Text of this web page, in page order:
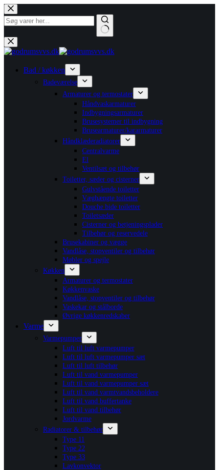
Fortsæt
til
indhold
Ingen
resultater
Bad / køkken
Badeværelse
Armaturer og termostater
Håndvaskarmaturer
Indbygningsarmaturer
Brusesystemer til indbygning
Brusearmaturer/kararmaturer
Håndklæderadiatorer
Centralvarme
El
Ventilsæt og tilbehør
Toiletter, sæder og cisterner
Gulvstående toiletter
Væghængte toiletter
Douche bide toiletter
Toiletsæder
Cisterner og betjeningsplader
Tilbehør og reservedele
Brusekabiner og vægge
Vandlåse, stopventiler og tilbehør
Møbler og spejle
Køkken
Armaturer og termostater
Køkkenvaske
Vandlåse, stopventiler og tilbehør
Vaskekar og stålborde
Øvrige køkkenredskaber
Varme
Varmepumper
Luft til luft varmepumper
Luft til luft varmepumper sæt
Luft til luft tilbehør
Luft til vand varmepumper
Luft til vand varmepumper sæt
Luft til vand varmtvandsbeholdere
Luft til vand buffertanke
Luft til vand tilbehør
Jordvarme
Radiatorer & tilbehør
Type 11
Type 22
Type 33
Lavkonvektor